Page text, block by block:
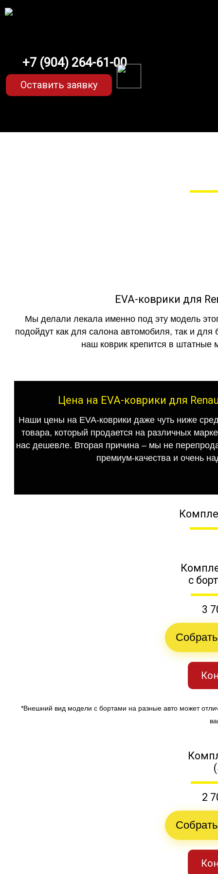
+7 (904) 264-61-00
Оставить заявку
EVA-коврики для
Мы делали лекала именно под эту модель
подойдут как для салона автомобиля, так и для
наш коврик крепится в штатные
Цена на EVA-коврики для
Наши цены на EVA-коврики даже чуть ниже
товара, который продается на различных
нас дешевле. Вторая причина – мы не
премиум-качества и очень
с
3
*Внешний вид модели с бортами на разные авто может
2